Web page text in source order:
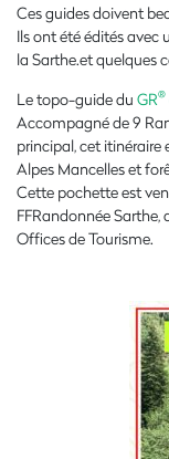
Ces guides doivent
Ils ont été édités
la Sarthe.et quelques
Le topo-guide du GR®
Accompagné de 9
principal, cet itinéraire
Alpes Mancelles et
Cette pochette est
FFRandonnée Sarthe,
Offices de Tourisme.